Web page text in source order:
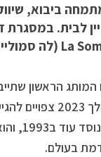
ביבוא,
לבית. במסגרת
המותג הראשון
נוסד
בעולם.